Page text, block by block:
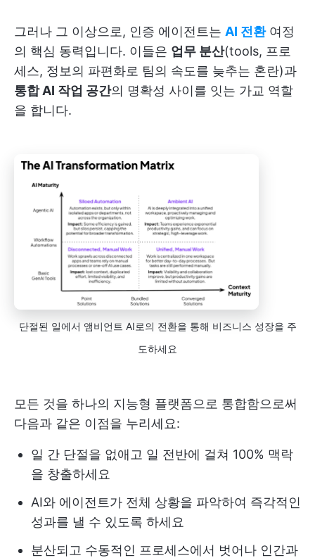
그러나 그 이상으로, 인증 에이전트는 AI 전환여정
의 핵심 동력입니다. 이들은 업무 분산(tools, 프로
세스, 정보의 파편화로 팀의 속도를 늦추는 혼란)과
통합 AI 작업 공간의 명확성 사이를 잇는 가교 역할
을 합니다.
단절된 일에서 앰비언트 AI로의 전환을 통해 비즈니스 성장을 주
도하세요
모든 것을 하나의 지능형 플랫폼으로 통합함으로써
다음과 같은 이점을 누리세요:
일 간 단절을 없애고 일 전반에 걸쳐 100% 맥락
을 창출하세요
AI와 에이전트가 전체 상황을 파악하여 즉각적인
성과를 낼 수 있도록 하세요
분산되고 수동적인 프로세스에서 벗어나 인간과